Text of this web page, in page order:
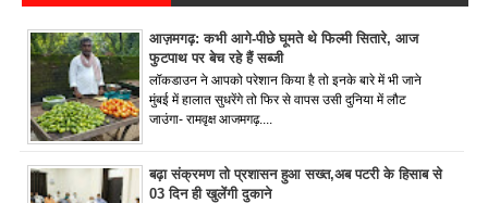
आज़मगढ़: कभी आगे-पीछे घूमते थे फिल्मी सितारे, आज
फुटपाथ पर बेच रहे हैं सब्जी
लॉकडाउन ने आपको परेशान किया है तो इनके बारे में भी जाने
मुंबई में हालात सुधरेंगे तो फिर से वापस उसी दुनिया में लौट
जाउंगा- रामवृक्ष आजमगढ़....
बढ़ा संक्रमण तो प्रशासन हुआ सख्त,अब पटरी के हिसाब से
03 दिन ही खुलेंगी दुकाने